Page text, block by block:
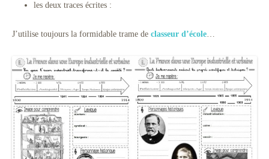
les deux traces écrites :
J’utilise toujours la formidable trame de classeur d’école…